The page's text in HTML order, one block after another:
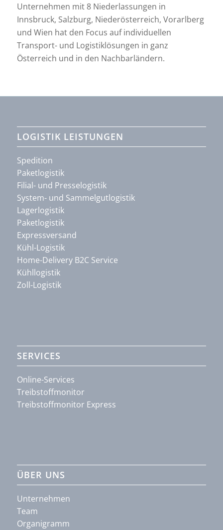
Unternehmen mit 8 Niederlassungen in
Innsbruck, Salzburg, Niederösterreich, Vorarlberg
und Wien hat den Focus auf individuellen
Transport- und Logistiklösungen in ganz
Österreich und in den Nachbarländern.
LOGISTIK LEISTUNGEN
Spedition
Paketlogistik
Filial- und Presselogistik
System- und Sammelgutlogistik
Lagerlogistik
Paketlogistik
Expressversand
Kühl-Logistik
Home-Delivery B2C Service
Kühllogistik
Zoll-Logistik
SERVICES
Online-Services
Treibstoffmonitor
Treibstoffmonitor Express
ÜBER UNS
Unternehmen
Team
Organigramm